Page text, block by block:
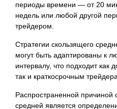
периоды времени — от 20
недель или любой другой
трейдером.
Стратегии скользящего
могут быть адаптированы к
интервалу, что подходит как
так и краткосрочным
Распространенной причиной
средней является